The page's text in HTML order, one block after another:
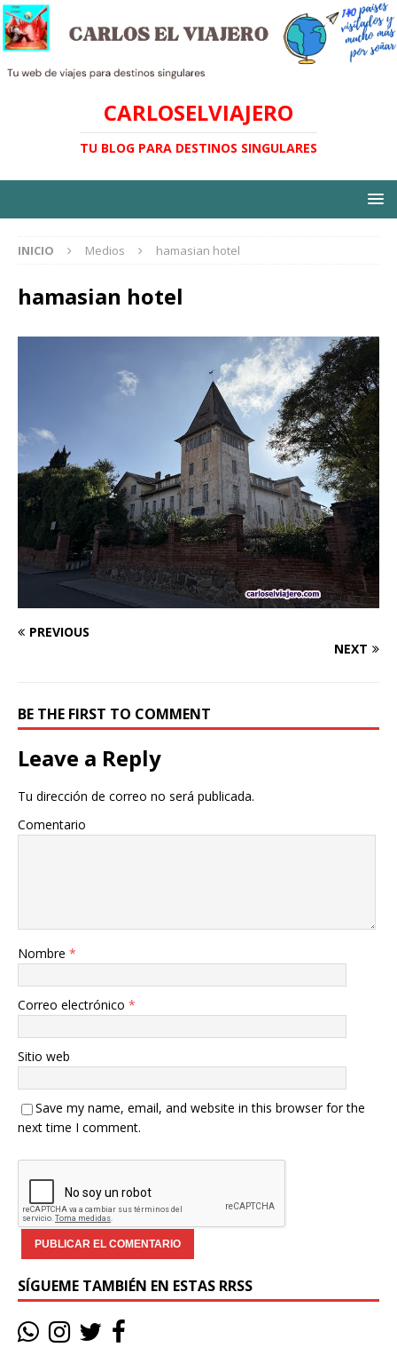
CARLOSELVIAJERO
TU BLOG PARA DESTINOS SINGULARES
INICIO Medios hamasian hotel
hamasian hotel
PREVIOUS
NEXT
BE THE FIRST TO COMMENT
Leave a Reply
Tu dirección de correo no será publicada.
Comentario
Nombre *
Correo electrónico *
Sitio web
Save my name, email, and website in this browser for the
next time I comment.
SÍGUEME TAMBIÉN EN ESTAS RRSS